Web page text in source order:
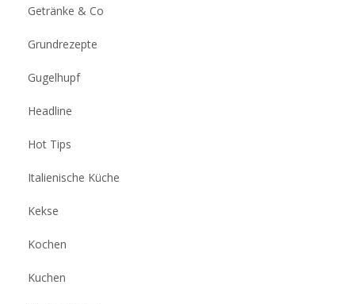
Getränke & Co
Grundrezepte
Gugelhupf
Headline
Hot Tips
Italienische Küche
Kekse
Kochen
Kuchen